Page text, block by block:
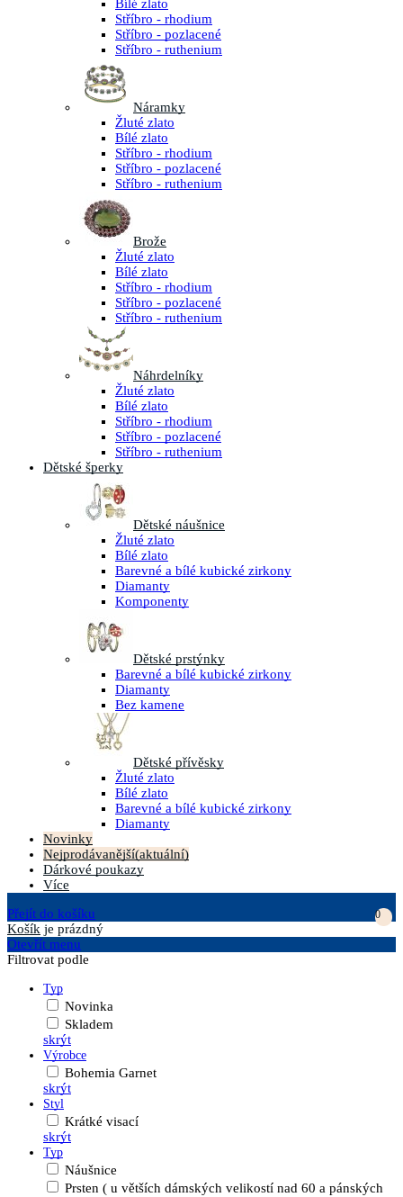
Bílé zlato
Stříbro - rhodium
Stříbro - pozlacené
Stříbro - ruthenium
Náramky
Žluté zlato
Bílé zlato
Stříbro - rhodium
Stříbro - pozlacené
Stříbro - ruthenium
Brože
Žluté zlato
Bílé zlato
Stříbro - rhodium
Stříbro - pozlacené
Stříbro - ruthenium
Náhrdelníky
Žluté zlato
Bílé zlato
Stříbro - rhodium
Stříbro - pozlacené
Stříbro - ruthenium
Dětské šperky
Dětské náušnice
Žluté zlato
Bílé zlato
Barevné a bílé kubické zirkony
Diamanty
Komponenty
Dětské prstýnky
Barevné a bílé kubické zirkony
Diamanty
Bez kamene
Dětské přívěsky
Žluté zlato
Bílé zlato
Barevné a bílé kubické zirkony
Diamanty
Novinky
Nejprodávanější(aktuální)
Dárkové poukazy
Více
Přejít do košíku
0
Košík je prázdný
Otevřít menu
Filtrovat podle
Typ
Novinka
Skladem
skrýt
Výrobce
Bohemia Garnet
skrýt
Styl
Krátké visací
skrýt
Typ
Náušnice
Prsten ( u větších dámských velikostí nad 60 a pánských